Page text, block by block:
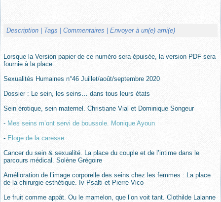
Description | Tags | Commentaires | Envoyer à un(e) ami(e)
Lorsque la Version papier de ce numéro sera épuisée, la version PDF sera
fournie à la place
Sexualités Humaines n°46 Juillet/août/septembre 2020
Dossier : Le sein, les seins… dans tous leurs états
Sein érotique, sein maternel. Christiane Vial et Dominique Songeur
- Mes seins m’ont servi de boussole. Monique Ayoun
- Eloge de la caresse
Cancer du sein & sexualité. La place du couple et de l’intime dans le
parcours médical. Solène Grégoire
Amélioration de l’image corporelle des seins chez les femmes : La place
de la chirurgie esthétique. Iv Psalti et Pierre Vico
Le fruit comme appât. Ou le mamelon, que l’on voit tant. Clothilde Lalanne